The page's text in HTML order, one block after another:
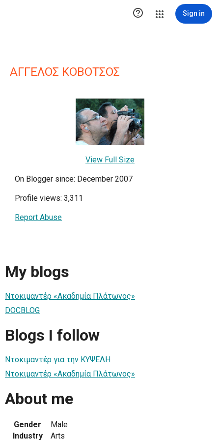
 Sign in
ΑΓΓΕΛΟΣ ΚΟΒΟΤΣΟΣ
View Full Size
On Blogger since: December 2007
Profile views: 3,311
Report Abuse
My blogs
Ντοκιμαντέρ «Ακαδημία Πλάτωνος»
DOCBLOG
Blogs I follow
Ντοκιμαντέρ για την ΚΥΨΕΛΗ
Ντοκιμαντέρ «Ακαδημία Πλάτωνος»
About me
Gender
Male
Industry
Arts